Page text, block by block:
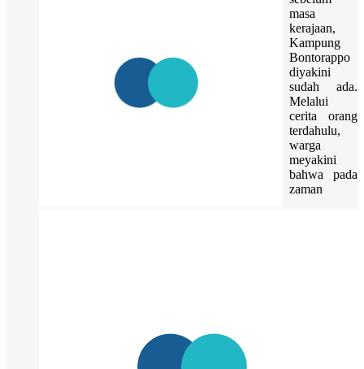
masa
kerajaan,
Kampung
Bontorappo
diyakini
sudah ada.
Melalui
cerita orang
terdahulu,
warga
meyakini
bahwa pada
zaman